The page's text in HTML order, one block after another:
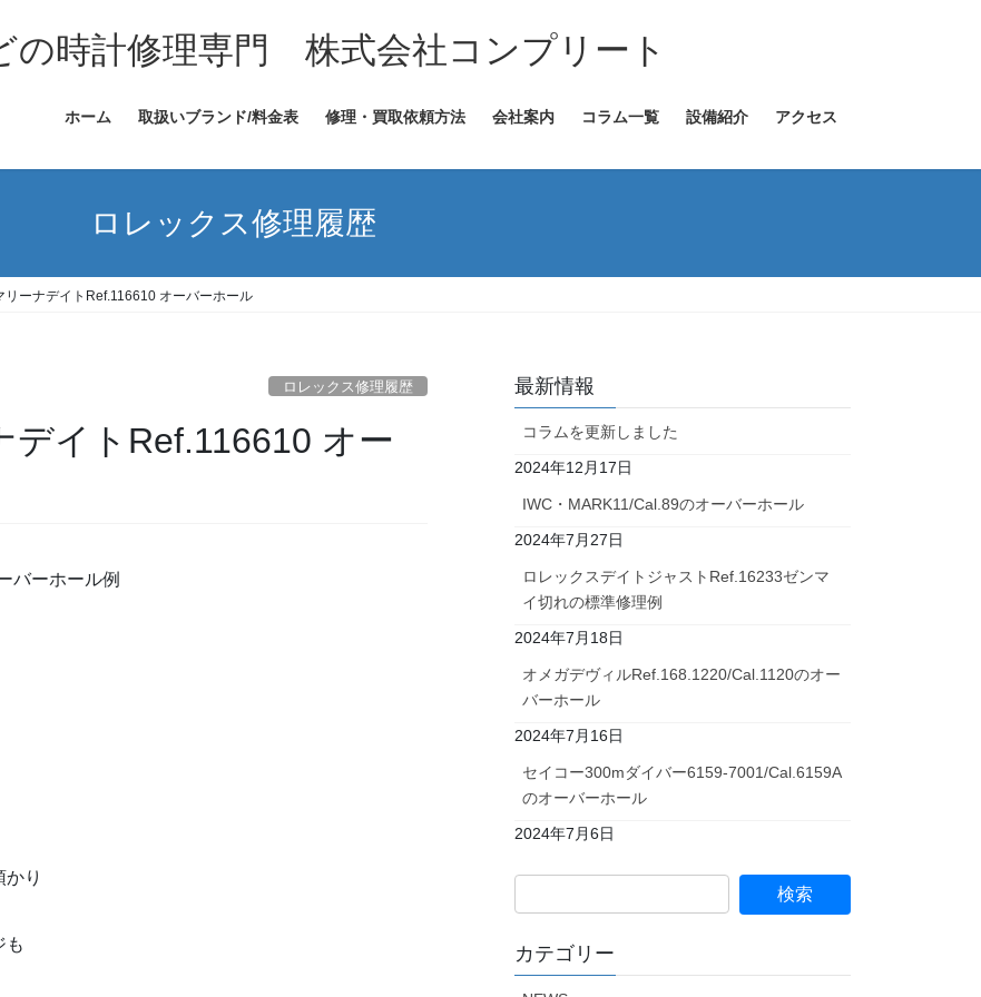
の時計修理専門 株式会社コンプリート
ホーム 取扱いブランド/料金表 修理・買取依頼方法 会社案内 コラム一覧 設備紹介 アクセス
ロレックス修理履歴
リーナデイトRef.116610 オーバーホール
ロレックス修理履歴
デイトRef.116610 オー
バーホール例
り
も
最新情報
コラムを更新しました
2024年12月17日
IWC・MARK11/Cal.89のオーバーホール
2024年7月27日
ロレックスデイトジャストRef.16233ゼンマ
イ切れの標準修理例
2024年7月18日
オメガデヴィルRef.168.1220/Cal.1120のオー
バーホール
2024年7月16日
セイコー300mダイバー6159-7001/Cal.6159A
のオーバーホール
2024年7月6日
カテゴリー